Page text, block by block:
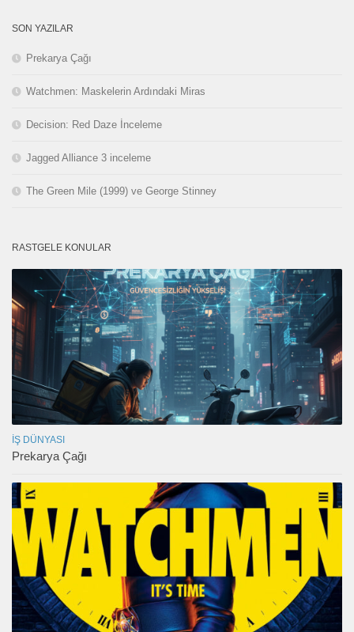
SON YAZILAR
Prekarya Çağı
Watchmen: Maskelerin Ardındaki Miras
Decision: Red Daze İnceleme
Jagged Alliance 3 inceleme
The Green Mile (1999) ve George Stinney
RASTGELE KONULAR
İŞ DÜNYASI
Prekarya Çağı